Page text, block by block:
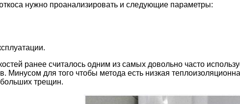
нужно проанализировать и следующие параметры:
ранее считалось одним из самых довольно часто
Минусом для того чтобы метода есть низкая
трещин.